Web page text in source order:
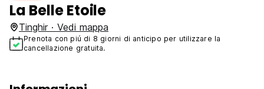
La Belle Etoile
Tinghir · Vedi mappa
Prenota con piú di 8 giorni di anticipo per utilizzare la
cancellazione gratuita.